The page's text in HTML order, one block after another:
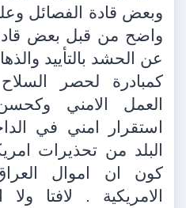
وبعض قادة الفصائل
واضح من قبل بعض
عن الحشد بالتأييد
كمبادرة لحصر السلاح
العمل الامني
استقرار امني في
البلد من تحذيرات
كون ان اموال
الامريكية . لافتا